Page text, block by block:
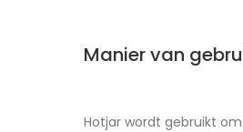
Manier van
Hotjar wordt gebruikt